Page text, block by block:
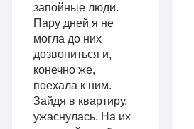
2-х местная
палата
Все
опции
«Стандарт»
терапия
Работа
с
психологом
Усиленная
запойные люди.
Пару дней я не
могла до них
дозвониться и,
конечно же,
поехала к ним.
Зайдя в квартиру,
ужаснулась. На их